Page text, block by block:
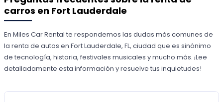
carros en Fort Lauderdale
En Miles Car Rental te respondemos las dudas más comunes de
la renta de autos en Fort Lauderdale, FL, ciudad que es sinónimo
de tecnología, historia, festivales musicales y mucho más. ¡Lee
detalladamente esta información y resuelve tus inquietudes!